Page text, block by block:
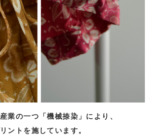
業の一つ「機械捺染」により、
ントを施しています。